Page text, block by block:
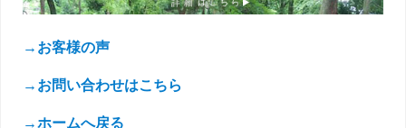
→お客様の声
→お問い合わせはこちら
→ホームへ戻る